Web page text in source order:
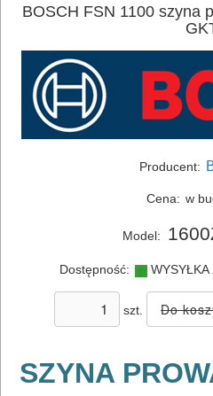
SIECIOWE
AKCESORIA
ELEKTRONARZĘDZI
osprzętowe
BOSCH FSN 1100 szyna
Producent:
Cena: w
Model:
Dostępność:
szt.
SZYNA